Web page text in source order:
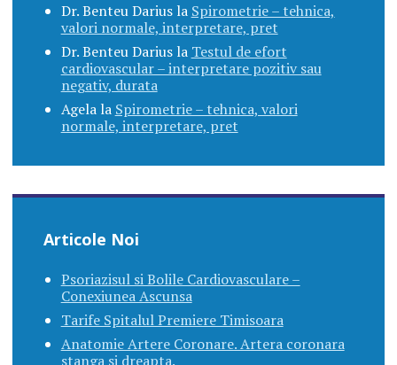
Dr. Benteu Dariusla Spirometrie – tehnica,
valori normale, interpretare, pret
Dr. Benteu Dariusla Testul de efort
cardiovascular – interpretare pozitiv sau
negativ, durata
Agelala Spirometrie – tehnica, valori
normale, interpretare, pret
Articole Noi
Psoriazisul si Bolile Cardiovasculare –
Conexiunea Ascunsa
Tarife Spitalul Premiere Timisoara
Anatomie Artere Coronare. Artera coronara
stanga si dreapta.